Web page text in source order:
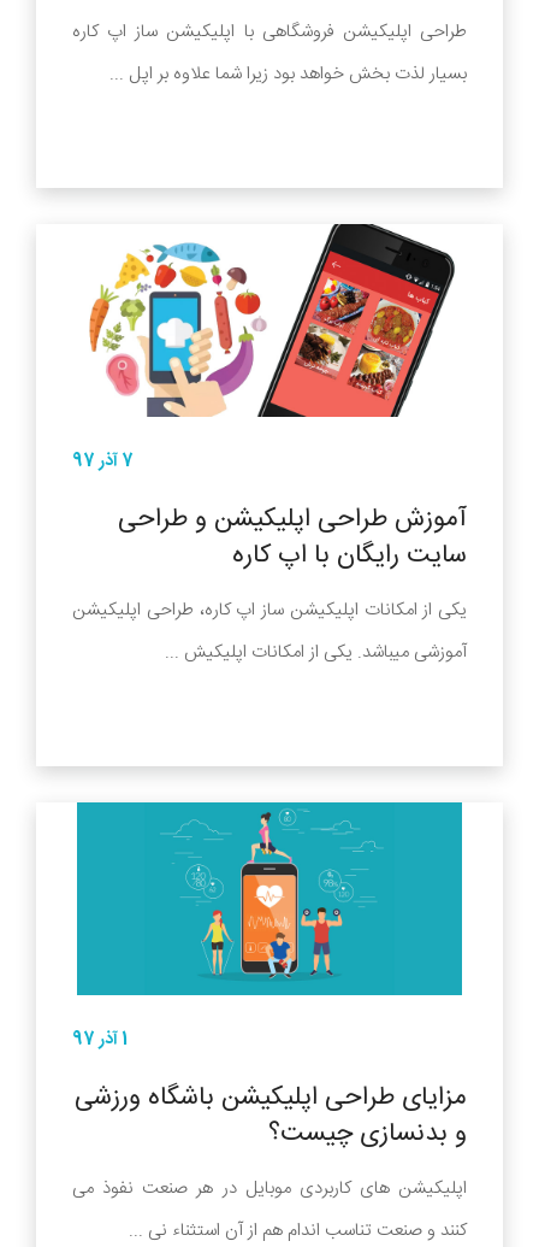
طراحی اپلیکیشن فروشگاهی با اپلیکیشن ساز اپ کاره
بسیار لذت بخش خواهد بود زیرا شما علاوه بر اپل ...
7 آذر 97
آموزش طراحی اپلیکیشن و طراحی
سایت رایگان با اپ کاره
یکی از امکانات اپلیکیشن ساز اپ کاره، طراحی اپلیکیشن
آموزشی میباشد. یکی از امکانات اپلیکیش ...
1 آذر 97
مزایای طراحی اپلیکیشن باشگاه ورزشی
و بدنسازی چیست؟
اپلیکیشن های کاربردی موبایل در هر صنعت نفوذ می
کنند و صنعت تناسب اندام هم از آن استثناء نی ...